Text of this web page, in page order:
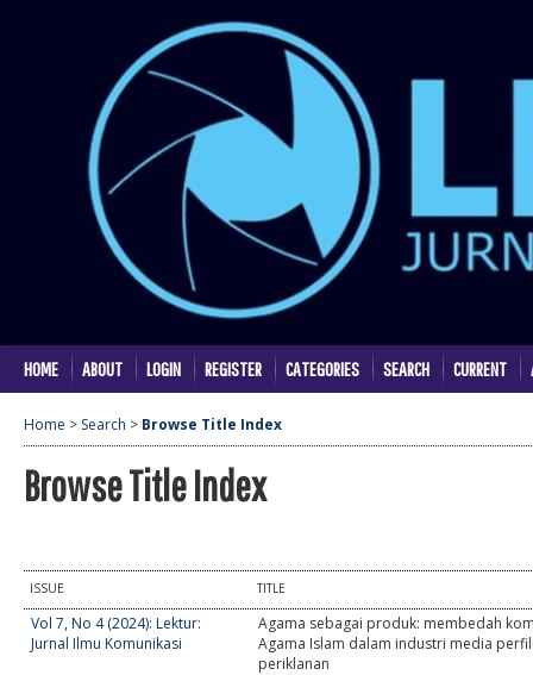
HOME ABOUT LOGIN REGISTER CATEGORIES SEARCH CURRENT
Home > Search > Browse Title Index
Browse Title Index
ISSUE TITLE
Vol 7, No 4 (2024): Lektur:
Jurnal Ilmu Komunikasi
Agama sebagai produk: membedah
Agama Islam dalam industri media
periklanan